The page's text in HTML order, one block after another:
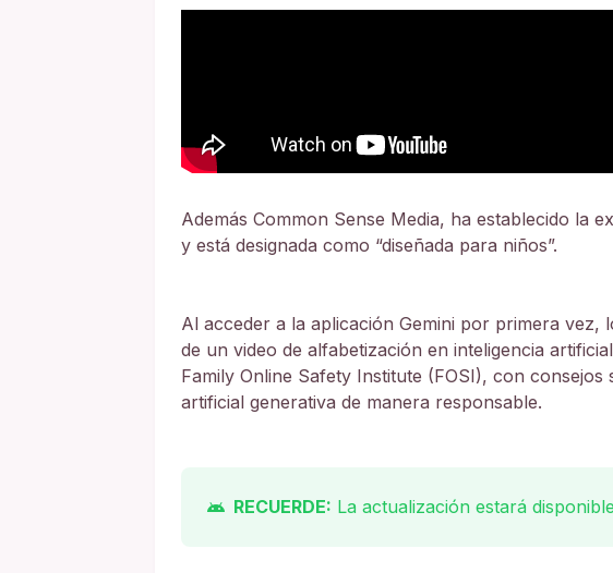
Además Common Sense Media, ha establecido la
y está designada como “diseñada para niños”.
Al acceder a la aplicación Gemini por primera vez,
de un video de alfabetización en inteligencia
Family Online Safety Institute (FOSI), con
artificial generativa de manera responsable.
RECUERDE: La actualización estará